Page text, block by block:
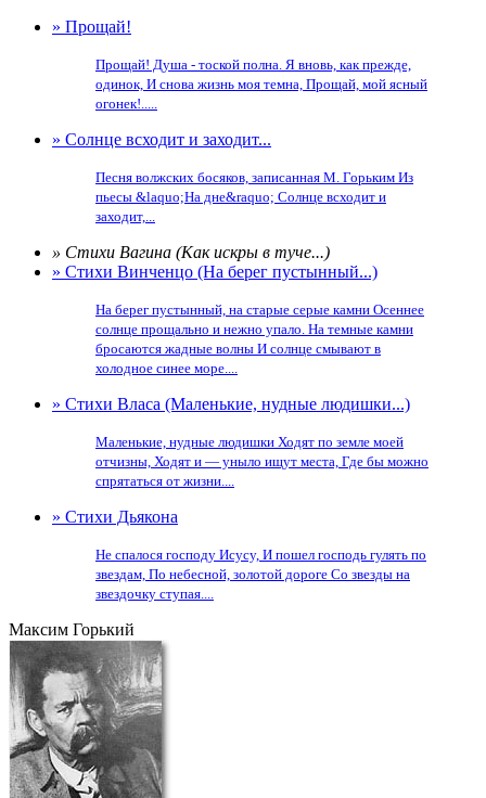
» Прощай!
Прощай! Душа - тоской полна. Я вновь, как прежде,
одинок, И снова жизнь моя темна, Прощай, мой ясный
огонек!.....
» Солнце всходит и заходит...
Песня волжских босяков, записанная М. Горьким Из
пьесы &laquo;На дне&raquo; Солнце всходит и
заходит,...
» Стихи Вагина (Как искры в туче...)
» Стихи Винченцо (На берег пустынный...)
На берег пустынный, на старые серые камни Осеннее
солнце прощально и нежно упало. На темные камни
бросаются жадные волны И солнце смывают в
холодное синее море....
» Стихи Власа (Маленькие, нудные людишки...)
Маленькие, нудные людишки Ходят по земле моей
отчизны, Ходят и — уныло ищут места, Где бы можно
спрятаться от жизни....
» Стихи Дьякона
Не спалося господу Исусу, И пошел господь гулять по
звездам, По небесной, золотой дороге Со звезды на
звездочку ступая....
Максим Горький